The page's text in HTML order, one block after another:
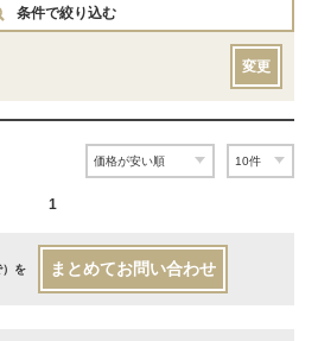
条件で絞り込む
変更
1
）を まとめてお問い合わせ